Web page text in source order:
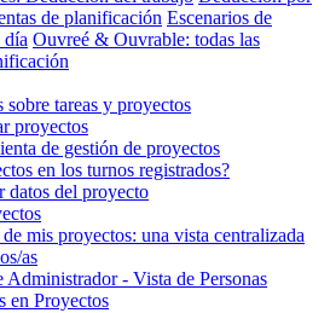
de planificación Escenarios de
día Ouvreé & Ouvrable: todas las
sobre tareas y proyectos
proyectos
de gestión de proyectos
en los turnos registrados?
datos del proyecto
mis proyectos: una vista centralizada
as
Administrador - Vista de Personas
en Proyectos